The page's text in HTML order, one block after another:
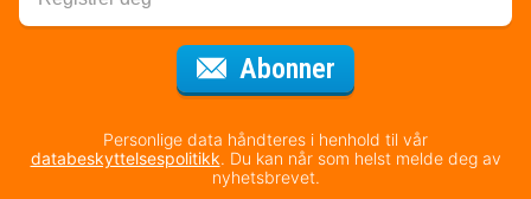
Abonner
Personlige data håndteres i henhold til vår
databeskyttelsespolitikk. Du kan når som helst melde deg av
nyhetsbrevet.